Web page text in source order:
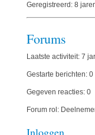
Geregistreerd: 8
Forums
Laatste activiteit: 7
Gestarte berichten: 0
Gegeven reacties: 0
Forum rol:
Inloggen